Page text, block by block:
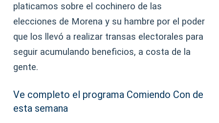
platicamos sobre el cochinero de las
elecciones de Morena y su hambre por el poder
que los llevó a realizar transas electorales para
seguir acumulando beneficios, a costa de la
gente.
Ve completo el programa Comiendo Con de
esta semana